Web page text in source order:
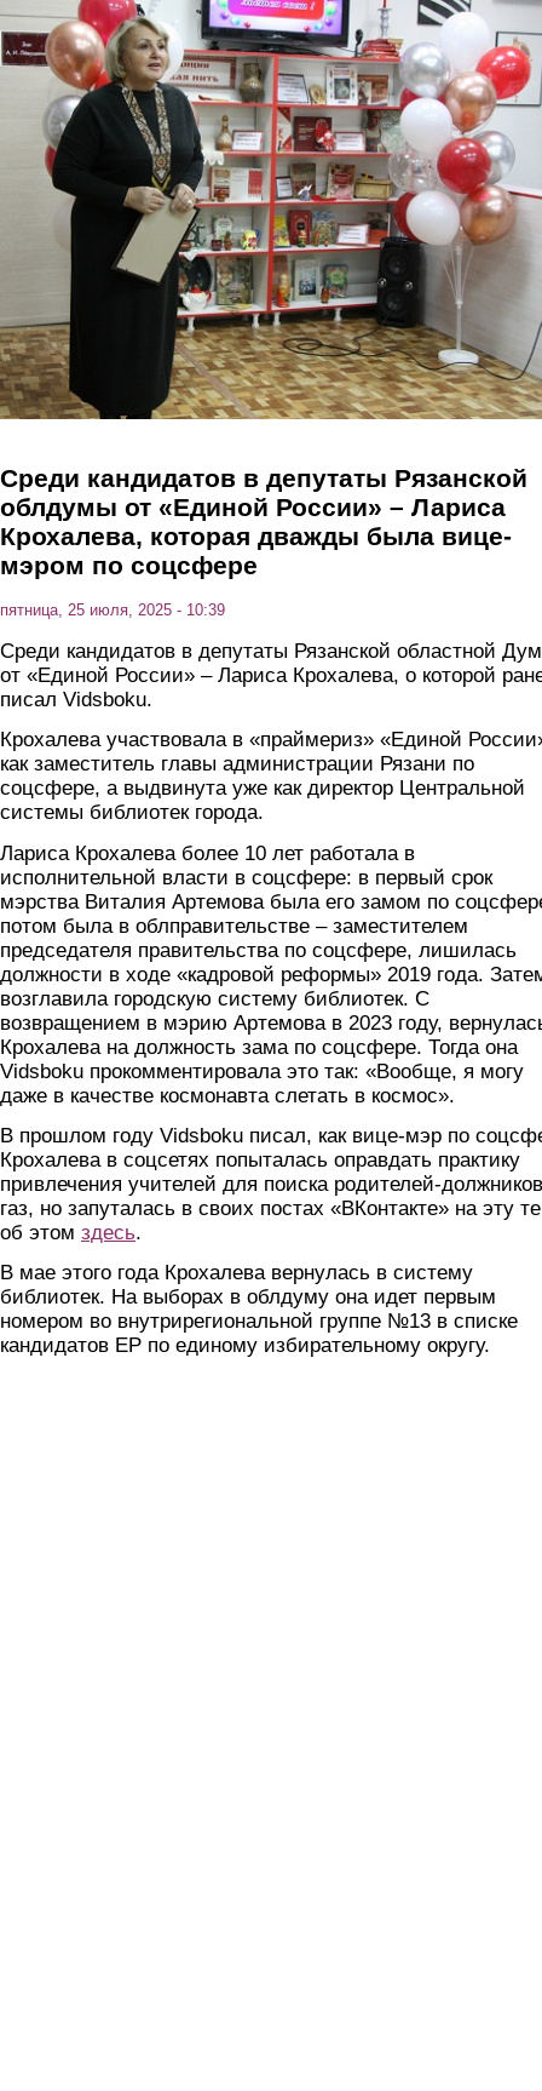
Перейти к основному содержанию
Среди кандидатов в депутаты Рязанской
облдумы от «Единой России» – Лариса
Крохалева, которая дважды была вице-
мэром по соцсфере
пятница, 25 июля, 2025 - 10:39
Среди кандидатов в депутаты Рязанской областной
от «Единой России» – Лариса Крохалева, о которой
писал Vidsboku.
Крохалева участвовала в «праймериз» «Единой
как заместитель главы администрации Рязани по
соцсфере, а выдвинута уже как директор Центральной
системы библиотек города.
Лариса Крохалева более 10 лет работала в
исполнительной власти в соцсфере: в первый срок
мэрства Виталия Артемова была его замом по
потом была в облправительстве – заместителем
председателя правительства по соцсфере, лишилась
должности в ходе «кадровой реформы» 2019 года.
возглавила городскую систему библиотек. С
возвращением в мэрию Артемова в 2023 году,
Крохалева на должность зама по соцсфере. Тогда она
Vidsboku прокомментировала это так: «Вообще, я могу
даже в качестве космонавта слетать в космос».
В прошлом году Vidsboku писал, как вице-мэр по
Крохалева в соцсетях попыталась оправдать практику
привлечения учителей для поиска родителей-
газ, но запуталась в своих постах «ВКонтакте» на эту
об этом здесь.
В мае этого года Крохалева вернулась в систему
библиотек. На выборах в облдуму она идет первым
номером во внутрирегиональной группе №13 в списке
кандидатов ЕР по единому избирательному округу.